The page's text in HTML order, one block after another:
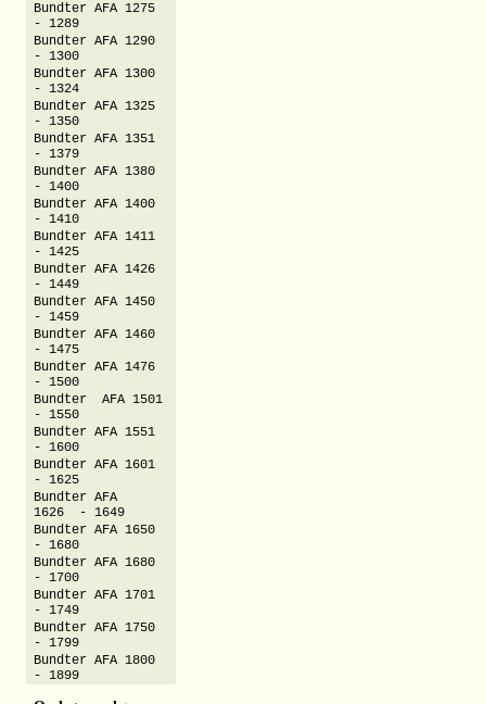
Bundter AFA 1275
- 1289
Bundter AFA 1290
- 1300
Bundter AFA 1300
- 1324
Bundter AFA 1325
- 1350
Bundter AFA 1351
- 1379
Bundter AFA 1380
- 1400
Bundter AFA 1400
- 1410
Bundter AFA 1411
- 1425
Bundter AFA 1426
- 1449
Bundter AFA 1450
- 1459
Bundter AFA 1460
- 1475
Bundter AFA 1476
- 1500
Bundter AFA 1501
- 1550
Bundter AFA 1551
- 1600
Bundter AFA 1601
- 1625
Bundter AFA
1626 - 1649
Bundter AFA 1650
- 1680
Bundter AFA 1680
- 1700
Bundter AFA 1701
- 1749
Bundter AFA 1750
- 1799
Bundter AFA 1800
- 1899